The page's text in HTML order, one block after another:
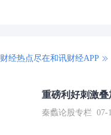
财经热点尽在和讯财经APP
重磅利好刺激
秦蠡论股专栏 07-